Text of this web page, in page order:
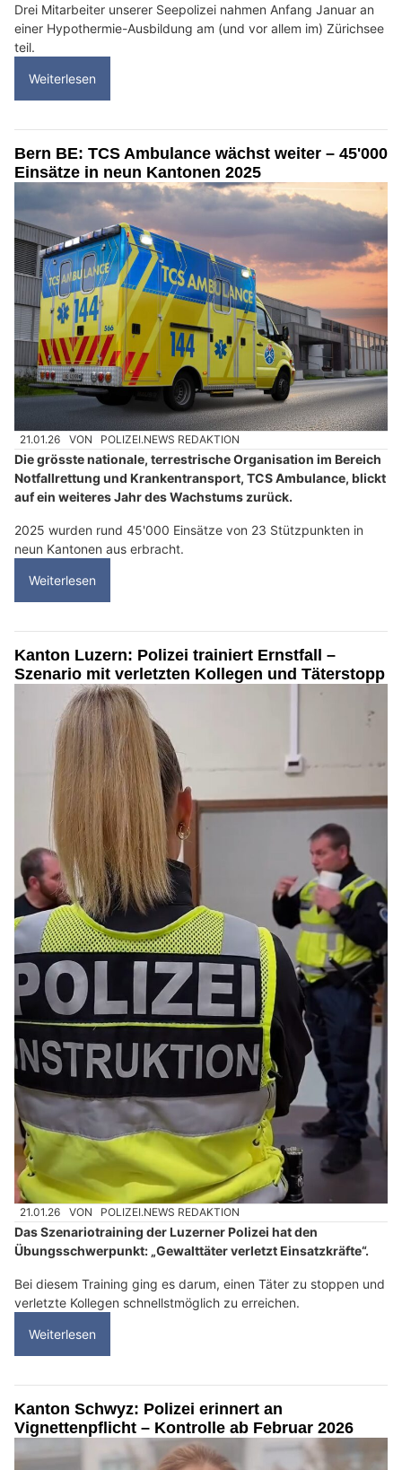
Drei Mitarbeiter unserer Seepolizei nahmen Anfang Januar an
einer Hypothermie-Ausbildung am (und vor allem im) Zürichsee
teil.
Weiterlesen
Bern BE: TCS Ambulance wächst weiter – 45'000
Einsätze in neun Kantonen 2025
21.01.26 VON POLIZEI.NEWS REDAKTION
Die grösste nationale, terrestrische Organisation im Bereich
Notfallrettung und Krankentransport, TCS Ambulance, blickt
auf ein weiteres Jahr des Wachstums zurück.
2025 wurden rund 45'000 Einsätze von 23 Stützpunkten in
neun Kantonen aus erbracht.
Weiterlesen
Kanton Luzern: Polizei trainiert Ernstfall –
Szenario mit verletzten Kollegen und Täterstopp
21.01.26 VON POLIZEI.NEWS REDAKTION
Das Szenariotraining der Luzerner Polizei hat den
Übungsschwerpunkt: „Gewalttäter verletzt Einsatzkräfte“.
Bei diesem Training ging es darum, einen Täter zu stoppen und
verletzte Kollegen schnellstmöglich zu erreichen.
Weiterlesen
Kanton Schwyz: Polizei erinnert an
Vignettenpflicht – Kontrolle ab Februar 2026